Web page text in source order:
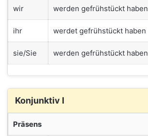
wir werden gefrühstückt haben
ihr werdet gefrühstückt haben
sie/Sie werden gefrühstückt haben
Konjunktiv I
Präsens